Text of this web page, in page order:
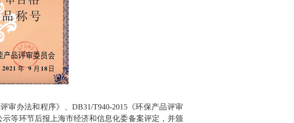
审办法和程序》、DB31/T940-2015《环保产品评审
等环节后报上海市经济和信息化委备案评定，并颁